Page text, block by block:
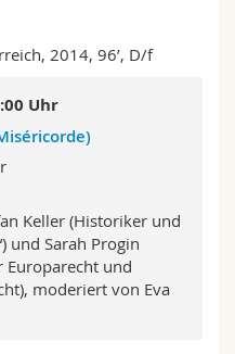
2014, 96’, D/f
Uhr
Keller (Historiker und
und Sarah Progin
Europarecht und
moderiert von Eva